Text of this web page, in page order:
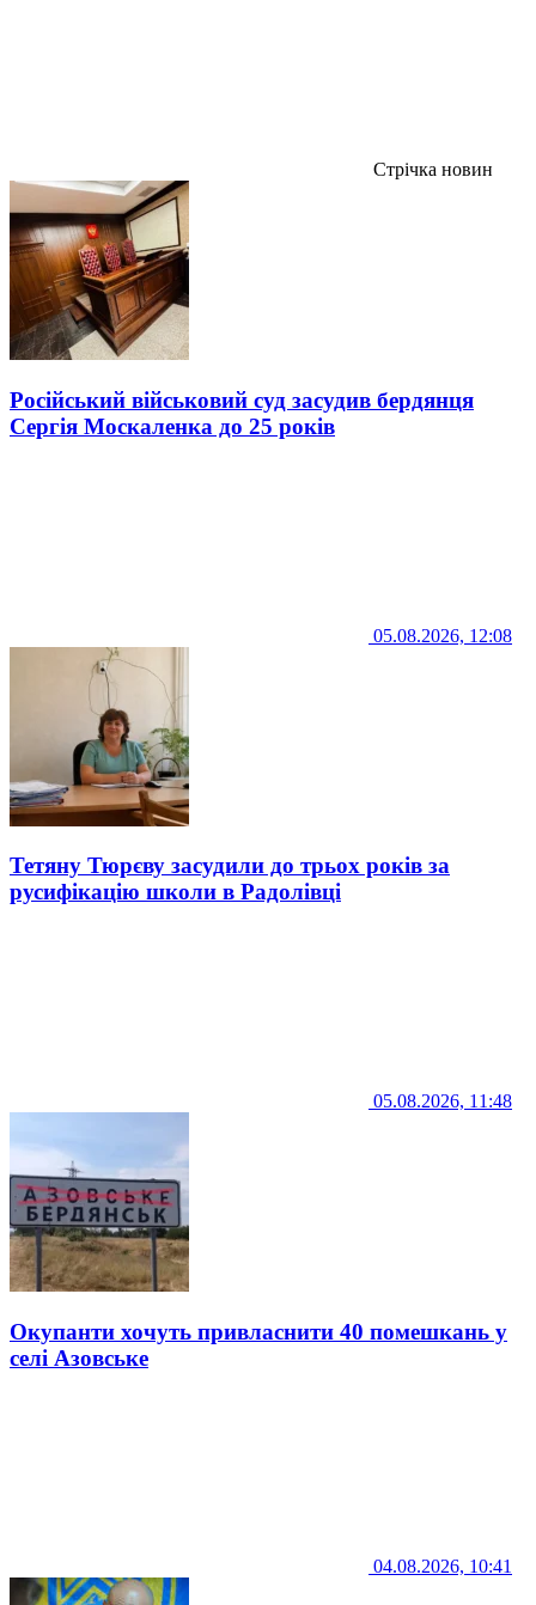
Стрічка новин
Російський військовий суд засудив бердянця
Сергія Москаленка до 25 років
05.08.2026, 12:08
Тетяну Тюрєву засудили до трьох років за
русифікацію школи в Радолівці
05.08.2026, 11:48
Окупанти хочуть привласнити 40 помешкань у
селі Азовське
04.08.2026, 10:41